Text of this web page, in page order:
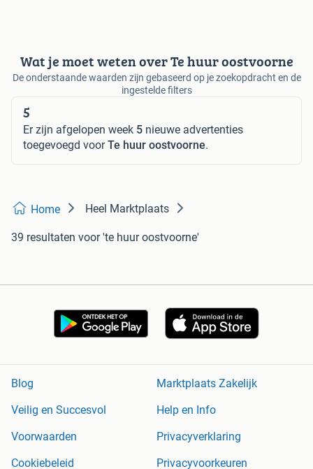
Wat je moet weten over Te huur oostvoorne
De onderstaande waarden zijn gebaseerd op je zoekopdracht en de
ingestelde filters
5
Er zijn afgelopen week 5 nieuwe advertenties
toegevoegd voorTe huur oostvoorne.
Home Heel Marktplaats
39 resultaten voor 'te huur oostvoorne'
Blog
Marktplaats Zakelijk
Veilig en Succesvol
Help en Info
Voorwaarden
Privacyverklaring
Cookiebeleid
Privacyvoorkeuren